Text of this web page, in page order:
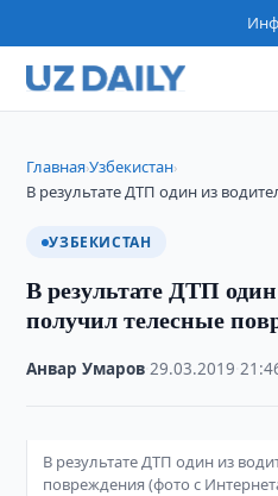
Главная›Узбекистан›
В результате ДТП один из
УЗБЕКИСТАН
В результате ДТП
получил телесные
Анвар Умаров ·29.03.2019 ·
В результате ДТП один из
повреждения (фото с